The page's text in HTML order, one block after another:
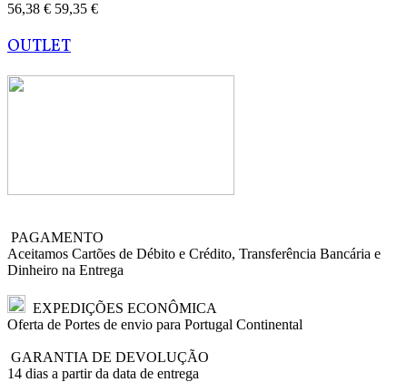
56,38 € 59,35 €
OUTLET
PAGAMENTO
Aceitamos Cartões de Débito e Crédito, Transferência Bancária e
Dinheiro na Entrega
EXPEDIÇÕES ECONÔMICA
Oferta de Portes de envio para Portugal Continental
GARANTIA DE DEVOLUÇÃO
14 dias a partir da data de entrega